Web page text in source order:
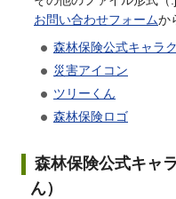
お問い合わせフォームか
森林保険公式キャラ
災害アイコン
ツリーくん
森林保険ロゴ
森林保険公式キャ
ん）